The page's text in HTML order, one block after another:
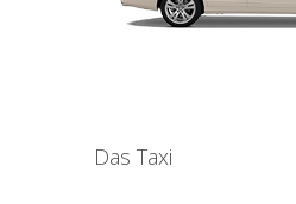
Das Taxi